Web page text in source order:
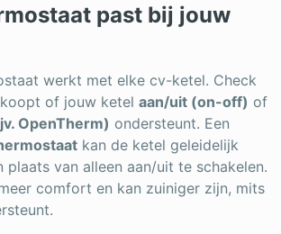
past bij jouw
werkt met elke cv-ketel. Check
of jouw ketel aan/uit (on-off) of
OpenTherm) ondersteunt. Een
kan de ketel geleidelijk
plaats van alleen aan/uit te schakelen.
comfort en kan zuiniger zijn, mits